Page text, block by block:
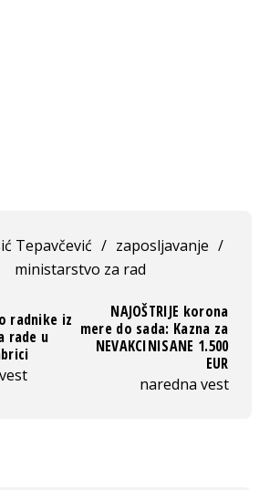
Tepavčević / zaposljavanje /
ministarstvo za rad
radnike iz
rade u
NAJOŠTRIJE korona
mere do sada: Kazna za
NEVAKCINISANE 1.500
EUR
naredna vest